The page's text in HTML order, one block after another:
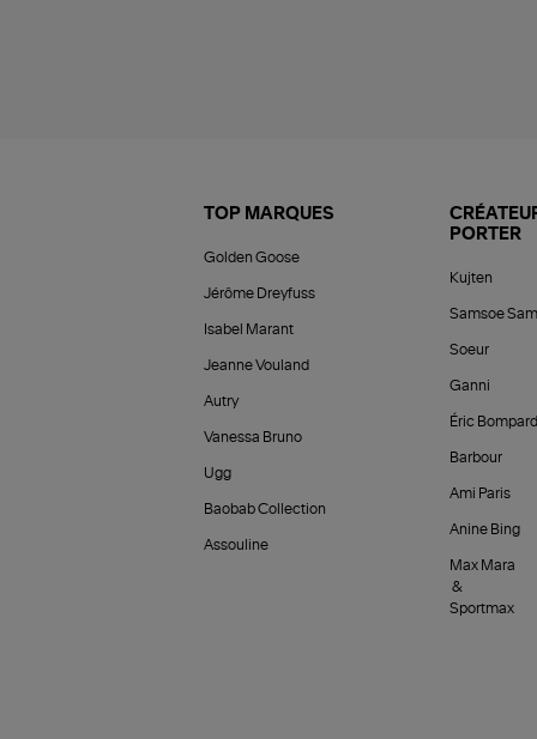
TOP MARQUES
Golden Goose
Jérôme Dreyfuss
Isabel Marant
Jeanne Vouland
Autry
Vanessa Bruno
Ugg
Baobab Collection
Assouline
PORTER
Kujten
Samsoe
Soeur
Ganni
Éric Bompard
Barbour
Ami Paris
Anine Bing
Max Mara
&
Sportmax